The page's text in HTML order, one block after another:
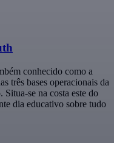
conhecido como a
três bases operacionais da
se na costa este do
dia educativo sobre tudo